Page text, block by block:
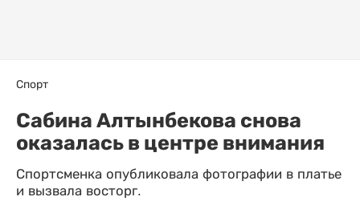
Спорт
Сабина Алтынбекова снова
оказалась в центре внимания
Спортсменка опубликовала фотографии в платье
и вызвала восторг.